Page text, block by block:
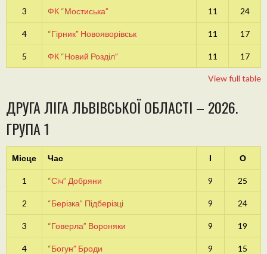
3 ФК “Мостиська” 11 24
4 “Гірник” Новояворівськ 11 17
5 ФК “Новий Розділ” 11 17
View full table
ДРУГА ЛІГА ЛЬВІВСЬКОЇ ОБЛАСТІ – 2026.
ГРУПА 1
Місце Час І О
1 “Січ” Добряни 9 25
2 “Берізка” Підберізці 9 24
3 “Говерла” Вороняки 9 19
4 “Богун” Броди 9 15